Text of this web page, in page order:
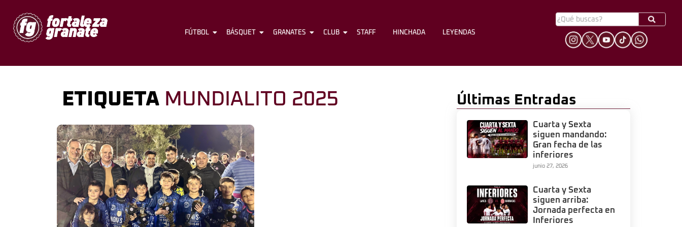
FÚTBOL BÁSQUET GRANATES CLUB STAFF HINCHADA
FÚTBOL BÁSQUET GRANATES CLUB STAFF HINCHADA LEYENDAS
ETIQUETA MUNDIALITO 2025 Últimas Entradas
Cuarta y Sexta
siguen mandando:
Gran fecha de las
inferiores
junio 27, 2026
Cuarta y Sexta
siguen arriba:
Jornada perfecta en
Inferiores